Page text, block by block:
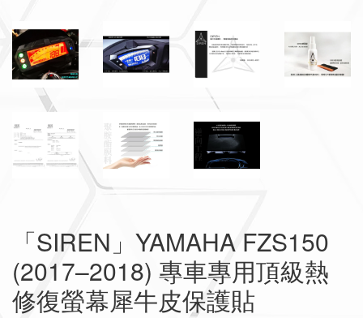
「SIREN」YAMAHA FZS150
(2017–2018) 專車專用頂級熱
修復螢幕犀牛皮保護貼